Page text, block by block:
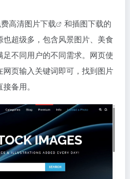
高清图片下载
和插图下载的
超级多，包含风景图片、美食
不同用户的不同需求。网页使
页输入关键词即可，找到图片
备用。